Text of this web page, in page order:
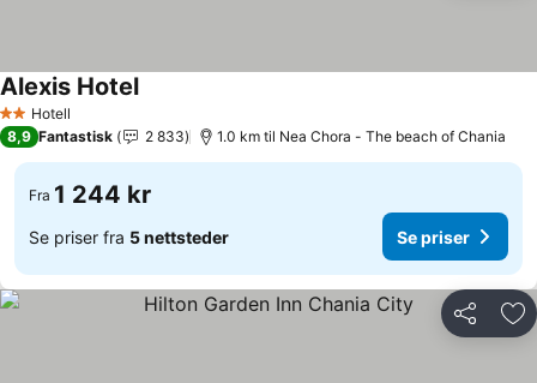
2 Stjerner
Hotell
Alexis HotelSe priser
8,9 Fantastisk 2 833 1.0 km til Nea Chora - The beach of Chania
Fra 1 244 kr
Se priser fra 5 nettsteder Se priser
Del